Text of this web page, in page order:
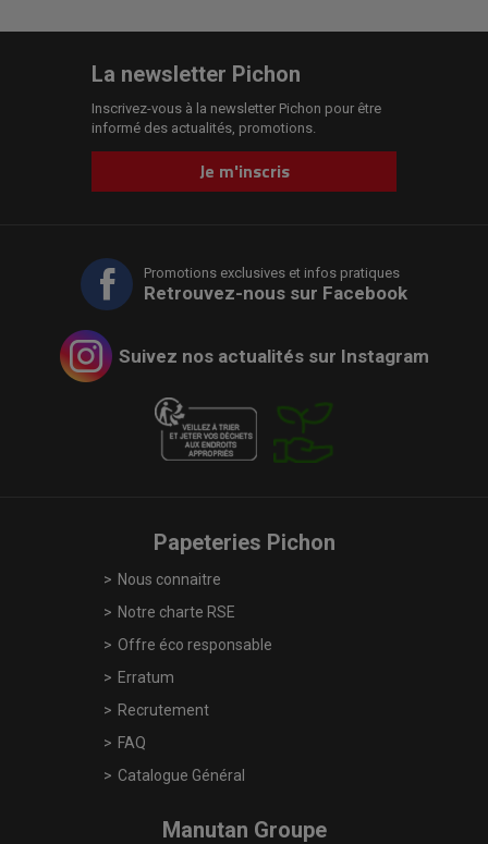
La newsletter Pichon
Inscrivez-vous à la newsletter Pichon pour être
informé des actualités, promotions.
Je m'inscris
Promotions exclusives et infos pratiques
Retrouvez-nous sur Facebook
Suivez nos actualités sur Instagram
Papeteries Pichon
Nous connaitre
Notre charte RSE
Offre éco responsable
Erratum
Recrutement
FAQ
Catalogue Général
Manutan Groupe